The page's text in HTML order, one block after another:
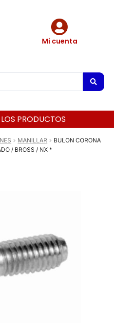
Mi cuenta
PRODUCTOS
MANILLAR
BULON CORONA
/ BROSS / NX *